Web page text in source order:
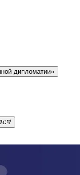
дипломатии»